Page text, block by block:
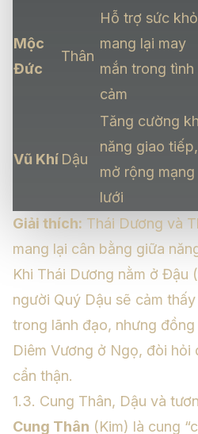
Mộc
Đức
Thân
Hỗ trợ sức
mang lại may
mắn trong tình
cảm
Vũ Khí Dậu
Tăng cường
năng giao tiếp,
mở rộng mạng
lưới
Giải thích: Thái Dương và
mang lại cân bằng giữa
Khi Thái Dương nằm ở Đậu
người Quý Dậu sẽ cảm
trong lãnh đạo, nhưng
Diêm Vương ở Ngọ, đòi hỏi
cẩn thận.
1.3. Cung Thân, Dậu và
Cung Thân (Kim) là cung